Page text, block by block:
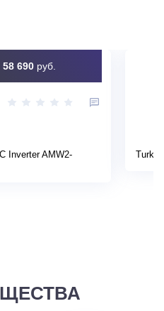
58 690 руб.
Inverter AMW2-